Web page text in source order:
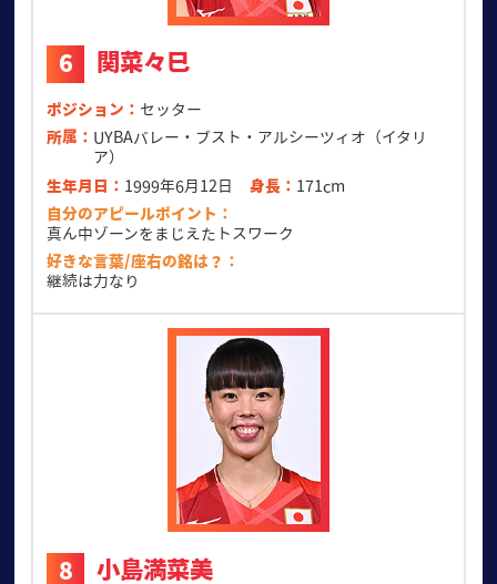
6 関菜々巳
ポジション
セッター
所属
UYBAバレー・ブスト・アルシーツィオ（イタリ
ア）
生年月日
1999年6月12日 身長
171cm
自分のアピールポイント
真ん中ゾーンをまじえたトスワーク
好きな言葉/座右の銘は？
継続は力なり
8 小島満菜美